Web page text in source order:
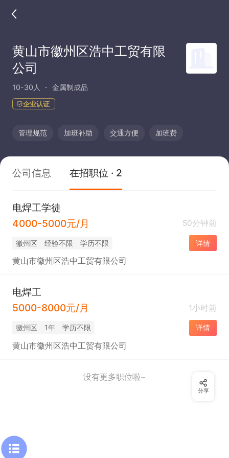
黄山市徽州区浩中工贸有限
公司
10-30人 金属制成品
企业认证
管理规范 加班补助 交通方便 加班费
公司信息 在招职位 · 2
电焊工学徒
4000-5000元/月
50分钟前
徽州区 经验不限 学历不限 详情
黄山市徽州区浩中工贸有限公司
电焊工
5000-8000元/月
1小时前
徽州区 1年 学历不限 详情
黄山市徽州区浩中工贸有限公司
没有更多职位啦~
分享